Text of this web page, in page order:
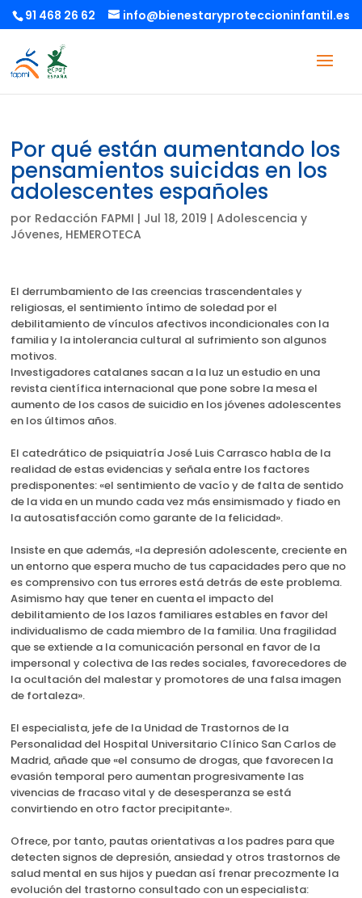
91 468 26 62 info@bienestaryproteccioninfantil.es
Por qué están aumentando los
pensamientos suicidas en los
adolescentes españoles
por Redacción FAPMI | Jul 18, 2019 |Adolescencia y
Jóvenes, HEMEROTECA
El derrumbamiento de las creencias trascendentales y
religiosas, el sentimiento íntimo de soledad por el
debilitamiento de vínculos afectivos incondicionales con la
familia y la intolerancia cultural al sufrimiento son algunos
motivos.
Investigadores catalanes sacan a la luz un estudio en una
revista científica internacional que pone sobre la mesa el
aumento de los casos de suicidio en los jóvenes adolescentes
en los últimos años.
El catedrático de psiquiatría José Luis Carrasco habla de la
realidad de estas evidencias y señala entre los factores
predisponentes: «el sentimiento de vacío y de falta de sentido
de la vida en un mundo cada vez más ensimismado y fiado en
la autosatisfacción como garante de la felicidad».
Insiste en que además, «la depresión adolescente, creciente en
un entorno que espera mucho de tus capacidades pero que no
es comprensivo con tus errores está detrás de este problema.
Asimismo hay que tener en cuenta el impacto del
debilitamiento de los lazos familiares estables en favor del
individualismo de cada miembro de la familia. Una fragilidad
que se extiende a la comunicación personal en favor de la
impersonal y colectiva de las redes sociales, favorecedores de
la ocultación del malestar y promotores de una falsa imagen
de fortaleza».
El especialista, jefe de la Unidad de Trastornos de la
Personalidad del Hospital Universitario Clínico San Carlos de
Madrid, añade que «el consumo de drogas, que favorecen la
evasión temporal pero aumentan progresivamente las
vivencias de fracaso vital y de desesperanza se está
convirtiendo en otro factor precipitante».
Ofrece, por tanto, pautas orientativas a los padres para que
detecten signos de depresión, ansiedad y otros trastornos de
salud mental en sus hijos y puedan así frenar precozmente la
evolución del trastorno consultado con un especialista: